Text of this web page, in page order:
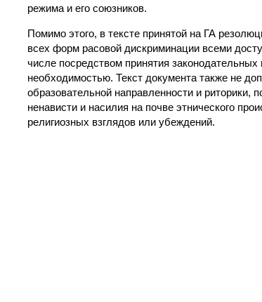
режима и его союзников.
Помимо этого, в тексте принятой на ГА
всех форм расовой дискриминации всеми
числе посредством принятия законодательных
необходимостью. Текст документа также не
образовательной направленности и риторики,
ненависти и насилия на почве этнического
религиозных взглядов или убеждений.